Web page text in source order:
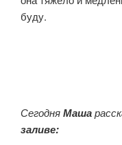
буду.
СегодняМаша
заливе: